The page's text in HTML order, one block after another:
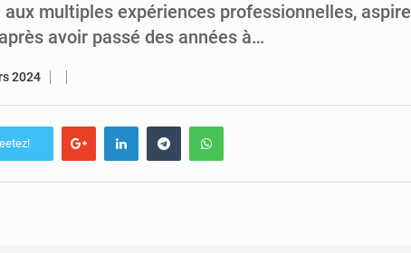
multiples expériences professionnelles, aspire
avoir passé des années à…
2024